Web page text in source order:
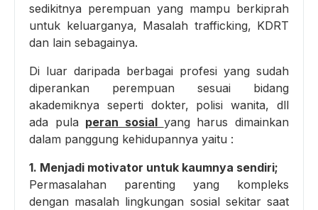
sedikitnya perempuan yang mampu berkiprah
untuk keluarganya, Masalah trafficking, KDRT
dan lain sebagainya.
Di luar daripada berbagai profesi yang sudah
diperankan perempuan sesuai bidang
akademiknya seperti dokter, polisi wanita, dll
ada pula peran sosial yang harus dimainkan
dalam panggung kehidupannya yaitu :
1. Menjadi motivator untuk kaumnya sendiri;
Permasalahan parenting yang kompleks
dengan masalah lingkungan sosial sekitar saat